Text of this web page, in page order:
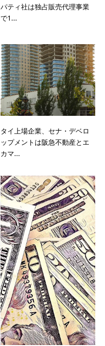
パティ社は独占販売代理事業
で1...
タイ上場企業、セナ・デベロ
ップメントは阪急不動産とエ
カマ...